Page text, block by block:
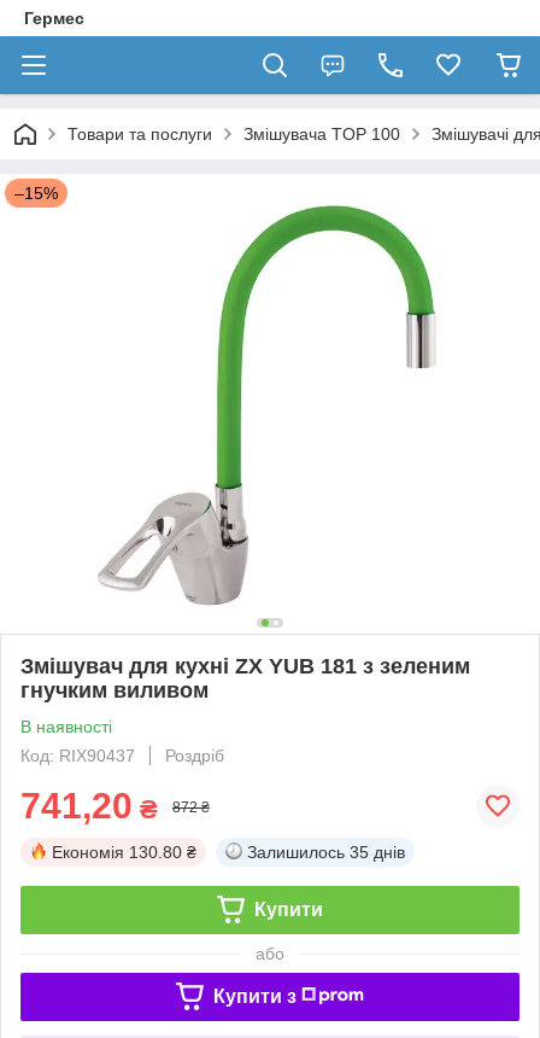
Гермес
Товари та послуги Змішувача TOP 100 Змішувачі
–15%
Змішувач для кухні ZX YUB 181 з зеленим
гнучким виливом
В наявності
Код: RIX90437
Роздріб
741,20 ₴ 872 ₴
Економія 130.80 ₴ Залишилось 35 днів
Купити
або
Купити з